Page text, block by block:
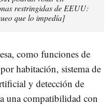
restringidas de EEUU:
que lo impedía]
como funciones de
habitación, sistema de
y detección de
una compatibilidad con